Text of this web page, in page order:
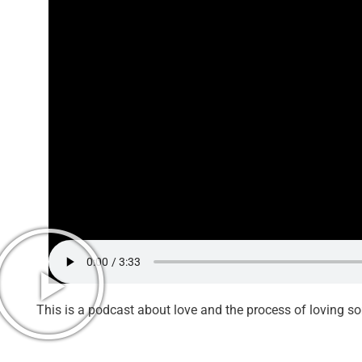
This is a podcast about love and the process of loving